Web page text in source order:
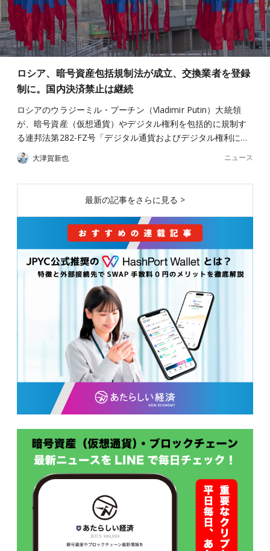
ロシア、暗号資産包括規制法が成立、交換業者を登録
制に。国内決済禁止は継続
ロシアのウラジーミル・プーチン（Vladimir Putin）大統領
が、暗号資産（仮想通貨）やデジタル権利を包括的に規制す
る連邦法第282-FZ号「デジタル通貨およびデジタル権利に…
大津賀新也 ニュース
最新の記事をさらに見る >